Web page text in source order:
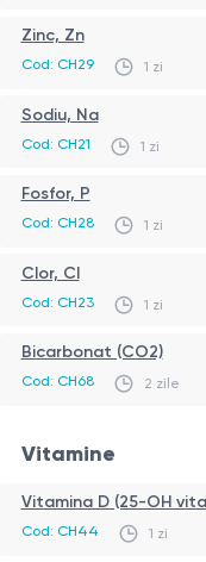
Zinc, Zn
Cod: CH29 1 zi
Sodiu, Na
Cod: CH21 1 zi
Fosfor, P
Cod: CH28 1 zi
Clor, Cl
Cod: CH23 1 zi
Bicarbonat (CO2)
Cod: CH68 2 zile
Vitamine
Vitamina D (25-OH
Cod: CH44 1 zi